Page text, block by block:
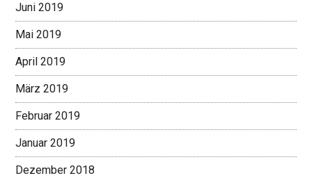
Juni 2019
Mai 2019
April 2019
März 2019
Februar 2019
Januar 2019
Dezember 2018